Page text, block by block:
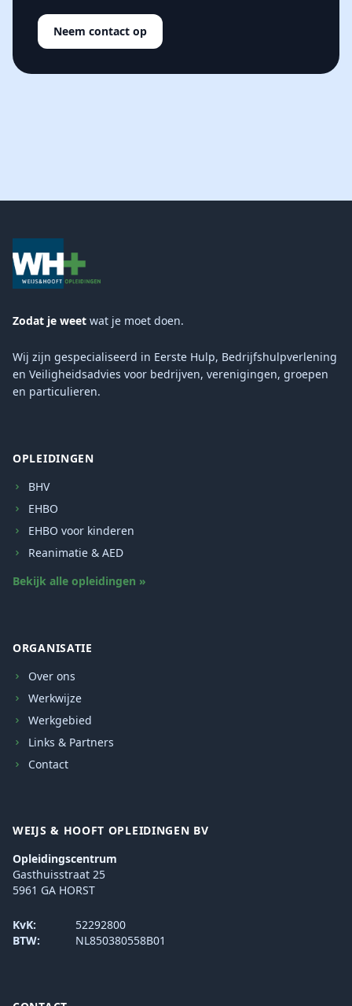
Neem contact op
Zodat je weet wat je moet doen.
Wij zijn gespecialiseerd in Eerste Hulp, Bedrijfshulpverlening
en Veiligheidsadvies voor bedrijven, verenigingen, groepen
en particulieren.
OPLEIDINGEN
BHV
EHBO
EHBO voor kinderen
Reanimatie & AED
Bekijk alle opleidingen »
ORGANISATIE
Over ons
Werkwijze
Werkgebied
Links & Partners
Contact
WEIJS & HOOFT OPLEIDINGEN BV
Opleidingscentrum
Gasthuisstraat 25
5961 GA HORST
KvK:
52292800
BTW:
NL850380558B01